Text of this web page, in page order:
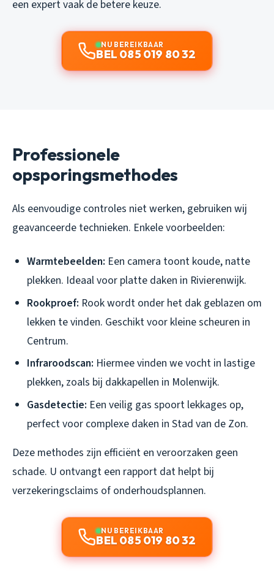
een expert vaak de betere keuze.
NU BEREIKBAAR
BEL 085 019 80 32
Professionele
opsporingsmethodes
Als eenvoudige controles niet werken, gebruiken wij
geavanceerde technieken. Enkele voorbeelden:
Warmtebeelden: Een camera toont koude, natte
plekken. Ideaal voor platte daken in Rivierenwijk.
Rookproef: Rook wordt onder het dak geblazen om
lekken te vinden. Geschikt voor kleine scheuren in
Centrum.
Infraroodscan: Hiermee vinden we vocht in lastige
plekken, zoals bij dakkapellen in Molenwijk.
Gasdetectie: Een veilig gas spoort lekkages op,
perfect voor complexe daken in Stad van de Zon.
Deze methodes zijn efficiënt en veroorzaken geen
schade. U ontvangt een rapport dat helpt bij
verzekeringsclaims of onderhoudsplannen.
NU BEREIKBAAR
BEL 085 019 80 32